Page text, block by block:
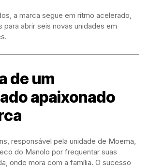
a marca segue em ritmo acelerado,
abrir seis novas unidades em
de um
apaixonado
responsável pela unidade de Moema,
do Manolo por frequentar suas
onde mora com a família. O sucesso